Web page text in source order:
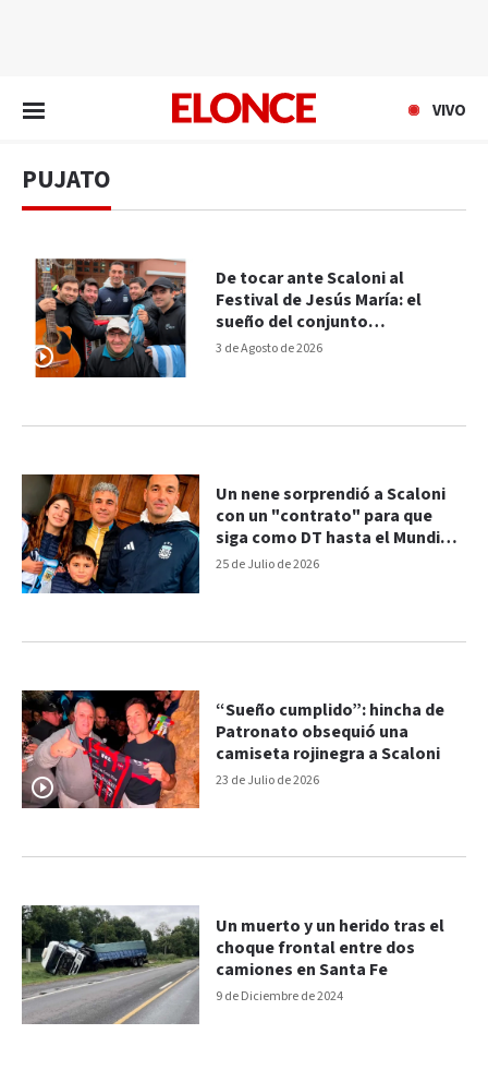
VIVO
PUJATO
3 de Agosto de 2026
De tocar ante Scaloni al
Festival de Jesús María: el
sueño del conjunto
santafesino "Chama.me"
25 de Julio de 2026
Un nene sorprendió a Scaloni
con un "contrato" para que
siga como DT hasta el Mundial
2030: la reacción del
23 de Julio de 2026
“Sueño cumplido”: hincha de
Patronato obsequió una
camiseta rojinegra a Scaloni
9 de Diciembre de 2024
Un muerto y un herido tras el
choque frontal entre dos
camiones en Santa Fe